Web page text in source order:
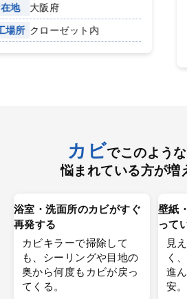
大阪府
クローゼット内
所
施
カビでこのよう
悩まれている方が増
浴室・洗面所のカビがすぐ
再発する
カビキラーで掃除して
も、シーリングや目地の
奥から何度もカビが戻っ
てくる。
壁紙
って
見
く
進
安。